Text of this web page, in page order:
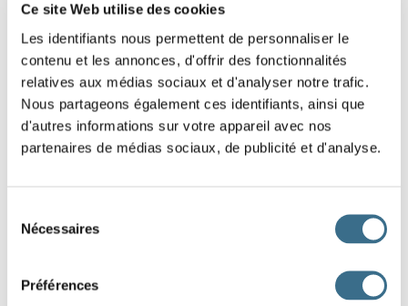
Ce site Web utilise des cookies
Les identifiants nous permettent de personnaliser le
contenu et les annonces, d'offrir des fonctionnalités
relatives aux médias sociaux et d'analyser notre trafic.
Nous partageons également ces identifiants, ainsi que
d'autres informations sur votre appareil avec nos
partenaires de médias sociaux, de publicité et d'analyse.
Nécessaires
Préférences